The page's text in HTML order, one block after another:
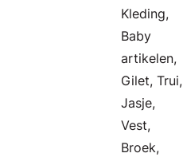
Kleding,
Baby
artikelen,
Gilet, Trui,
Jasje,
Vest,
Broek,